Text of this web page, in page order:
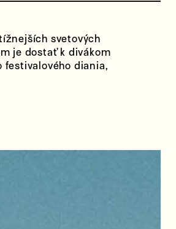
svetových
je dostať k divákom
festivalového diania,